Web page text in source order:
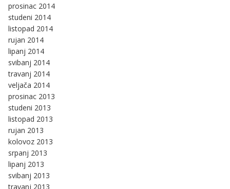
prosinac 2014
studeni 2014
listopad 2014
rujan 2014
lipanj 2014
svibanj 2014
travanj 2014
veljača 2014
prosinac 2013
studeni 2013
listopad 2013
rujan 2013
kolovoz 2013
srpanj 2013
lipanj 2013
svibanj 2013
travanj 2013